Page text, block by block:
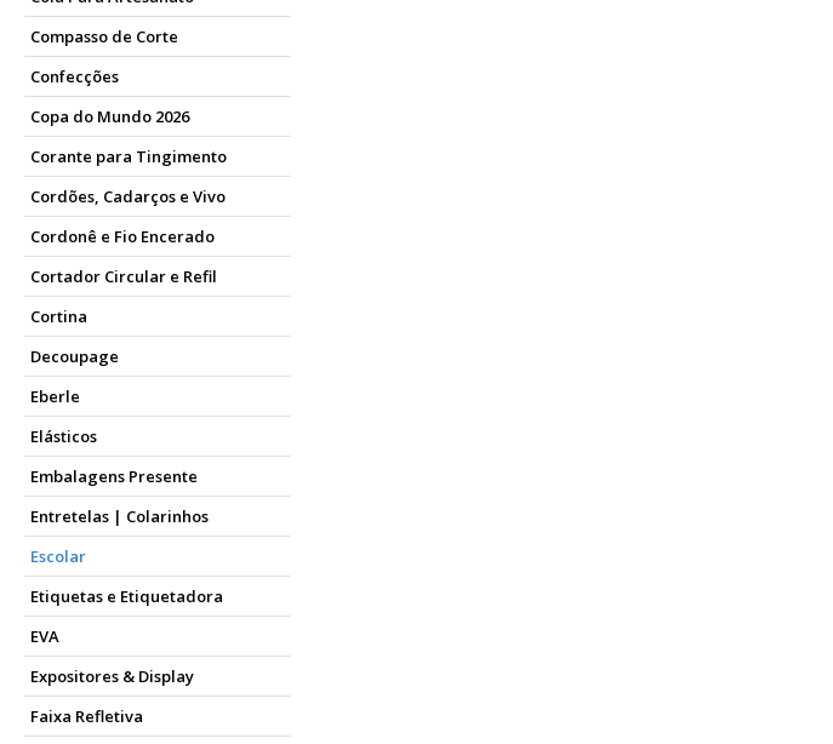
Compasso de Corte
Confecções
Copa do Mundo 2026
Corante para Tingimento
Cordões, Cadarços e Vivo
Cordonê e Fio Encerado
Cortador Circular e Refil
Cortina
Decoupage
Eberle
Elásticos
Embalagens Presente
Entretelas | Colarinhos
Escolar
Etiquetas e Etiquetadora
EVA
Expositores & Display
Faixa Refletiva